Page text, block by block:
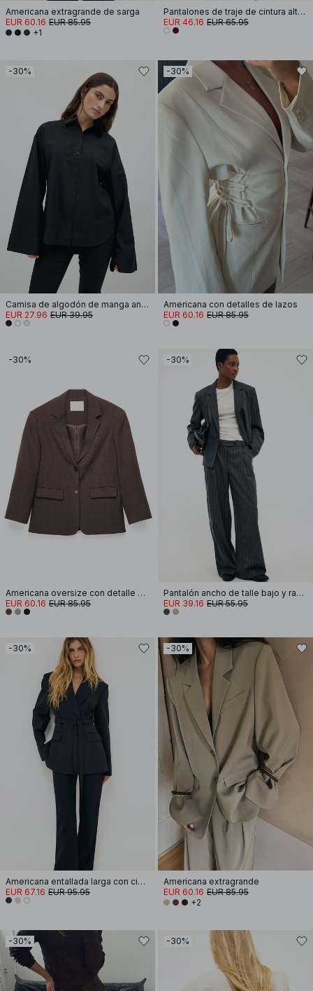
Americana extragrande de sarga
EUR 60.16 EUR 85.95
+1
Pantalones de traje de cintura alta acampanados
EUR 46.16 EUR 65.95
-30%
Camisa de algodón de manga ancha
EUR 27.96 EUR 39.95
-30%
Americana con detalles de lazos
EUR 60.16 EUR 85.95
-30%
Americana oversize con detalle de botones en la espalda
EUR 60.16 EUR 85.95
-30%
Pantalón ancho de talle bajo y raya diplomática
EUR 39.16 EUR 55.95
-30%
Americana entallada larga con cinturón
EUR 67.16 EUR 95.95
-30%
Americana extragrande
EUR 60.16 EUR 85.95
+2
-30% -30%